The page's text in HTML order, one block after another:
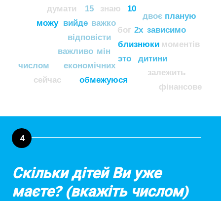
знаю
важко
10
бог
відповісти
15
2х
близнюки
важливо
вийде
двоє
дитини
думати
економічних
зависимо
залежить
можу
моментів
мін
обмежуюся
планую
сейчас
фінансове
числом
это
4
Скільки дітей Ви уже
маєте? (вкажіть числом)